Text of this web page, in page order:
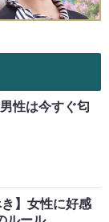
性は今すぐ匂
】女性に好感